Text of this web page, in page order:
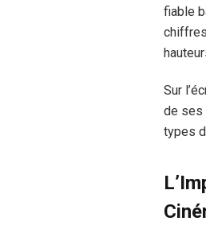
fiable
Sur
de ses
types